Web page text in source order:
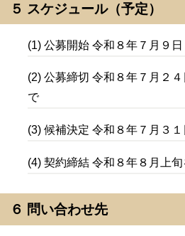
５ スケジュール（予定）
(1) 公募開始 令和８年７月９日
(2) 公募締切 令和８年７月２
で
(3) 候補決定 令和８年７月３
(4) 契約締結 令和８年８月上
６ 問い合わせ先